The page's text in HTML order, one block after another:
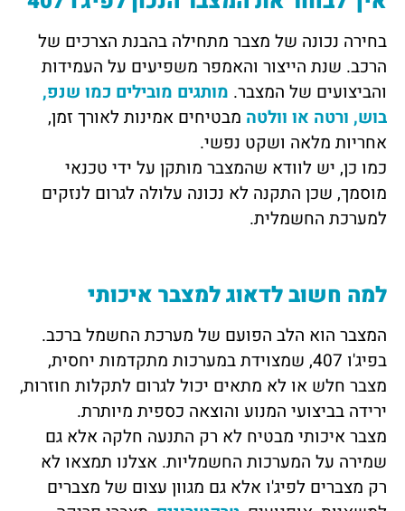
בחירה נכונה של מצבר מתחילה בהבנת הצרכים של
הרכב. שנת הייצור והאמפר משפיעים על העמידות
והביצועים של המצבר. מותגים מובילים כמו שנפ,
בוש, ורטה או וולטה מבטיחים אמינות לאורך זמן,
אחריות מלאה ושקט נפשי.
כמו כן, יש לוודא שהמצבר מותקן על ידי טכנאי
מוסמך, שכן התקנה לא נכונה עלולה לגרום לנזקים
למערכת החשמלית.
למה חשוב לדאוג למצבר איכותי
המצבר הוא הלב הפועם של מערכת החשמל ברכב.
בפיג'ו 407, שמצוידת במערכות מתקדמות יחסית,
מצבר חלש או לא מתאים יכול לגרום לתקלות חוזרות,
ירידה בביצועי המנוע והוצאה כספית מיותרת.
מצבר איכותי מבטיח לא רק התנעה חלקה אלא גם
שמירה על המערכות החשמליות. אצלנו תמצאו לא
רק מצברים לפיג'ו אלא גם מגוון עצום של מצברים